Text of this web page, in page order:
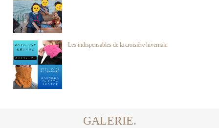
Les indispensables de la croisière hivernale.
GALERIE.